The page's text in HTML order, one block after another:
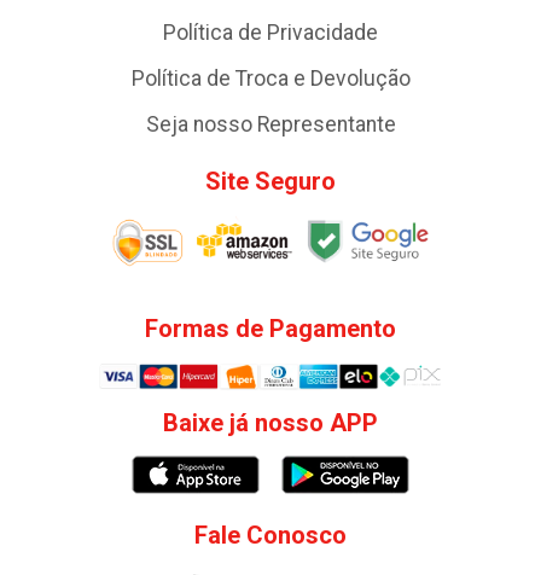
Política de Privacidade
Política de Troca e Devolução
Seja nosso Representante
Site Seguro
Formas de Pagamento
Baixe já nosso APP
Fale Conosco